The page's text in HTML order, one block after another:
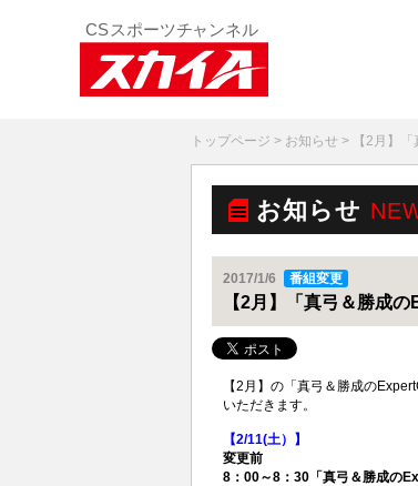
トップページ > お知らせ > 【2月】「
お知らせ
2017/1/6 番組変更
【2月】「真弓＆勝成
【2月】の「真弓＆勝成の
いただきます。
【2/11(土）】
変更前
8：00～8：30「真弓＆勝成の